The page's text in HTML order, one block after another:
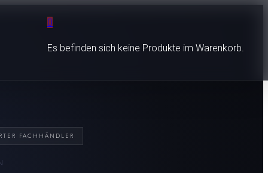
0
Es befinden sich keine Produkte im Warenkorb.
FACHHÄNDLER